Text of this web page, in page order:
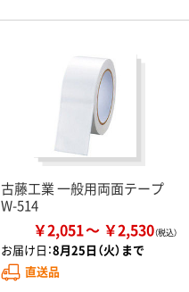
古藤工業 一般用両面テープ
W-514
￥2,051 ￥2,530
お届け日：8月25日（火）まで
直送品